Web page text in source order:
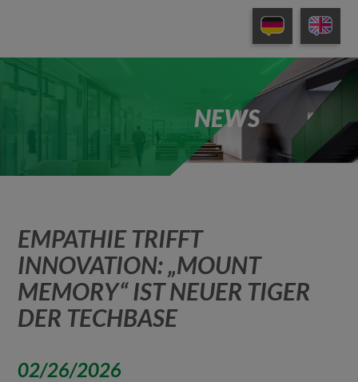
NEWS
EMPATHIE TRIFFT
INNOVATION: „MOUNT
MEMORY“ IST NEUER TIGER
DER TECHBASE
02/26/2026